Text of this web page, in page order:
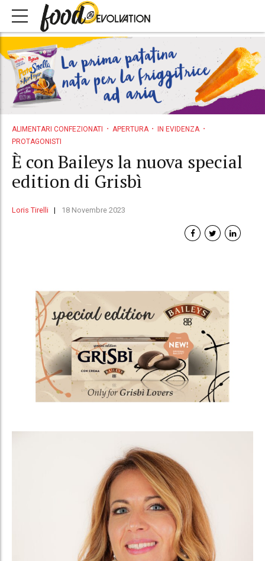
ALIMENTARI CONFEZIONATI APERTURA
IN EVIDENZA
PROTAGONISTI
È con Baileys la nuova special
edition di Grisbì
Loris Tirelli 18 Novembre 2023